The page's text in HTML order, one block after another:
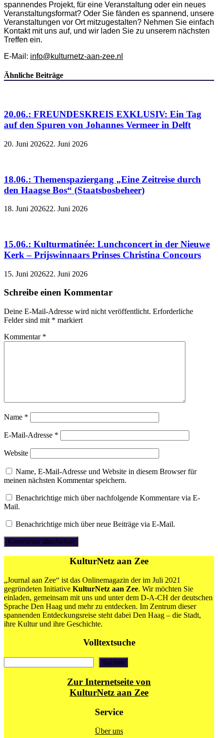
spannendes Projekt, für eine Veranstaltung oder ein neues
Veranstaltungsformat? Oder Sie fänden es spannend, unsere
Veranstaltungen vor Ort mitzugestalten? Nehmen Sie einfach
Kontakt mit uns auf, und wir laden Sie zu unserem nächsten
Treffen ein.​
E-Mail: info@kulturnetz-aan-zee.nl
Ähnliche Beiträge
20.06.: FREUNDESKREIS EXKLUSIV: Ein Tag
auf den Spuren von Johannes Vermeer in Delft
20. Juni 202622. Juni 2026
18.06.: Themenspaziergang „Eine Zeitreise durch
den Haagse Bos“ (Staatsbosbeheer)
18. Juni 202622. Juni 2026
15.06.: Kulturmatinée: Lunchconcert in der Nieuwe
Kerk – Prijswinnaars Prinses Christina Concours
15. Juni 202622. Juni 2026
Schreibe einen Kommentar
Deine E-Mail-Adresse wird nicht veröffentlicht. Erforderliche
Felder sind mit * markiert
Kommentar *
Name *
E-Mail-Adresse *
Website
Name, E-Mail-Adresse und Website in diesem Browser für
meinen nächsten Kommentar speichern.
Benachrichtige mich über nachfolgende Kommentare via E-
Mail.
Benachrichtige mich über neue Beiträge via E-Mail.
KulturNetz aan Zee
„Journal aan Zee“ ist das Onlinemagazin der im Juli 2021
gegründeten Initiative KulturNetz aan Zee. Wir möchten Sie
einladen, gemeinsam mit uns und unter dem D-A-CH der deutschen
Sprache Den Haag und mehr zu entdecken. Im Zentrum dieser
spannenden Entdeckungsreise steht dabei Den Haag – die Stadt,
ihre Kultur und ihre Geschichte.
Volltextsuche
Suchen
Zur Internetseite von
KulturNetz aan Zee
Service
Über uns